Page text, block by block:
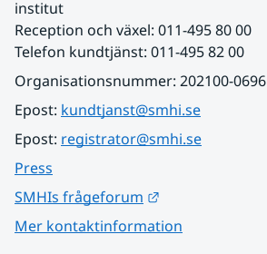
institut
Reception och växel: 011-495 80 00
Telefon kundtjänst: 011-495 82 00
Organisationsnummer: 202100-0696
Epost: kundtjanst@smhi.se
Epost: registrator@smhi.se
Press
SMHIs frågeforum
Mer kontaktinformation